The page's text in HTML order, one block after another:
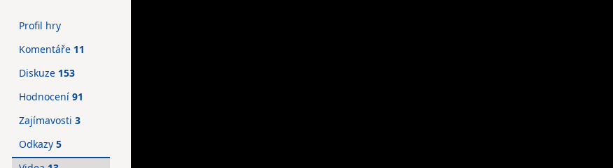
Profil hry
Komentáře 11
Diskuze 153
Hodnocení 91
Zajímavosti 3
Odkazy 5